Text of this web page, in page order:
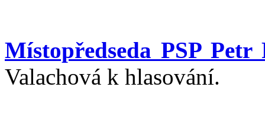
Místopředseda PSP Petr
Valachová k hlasování.